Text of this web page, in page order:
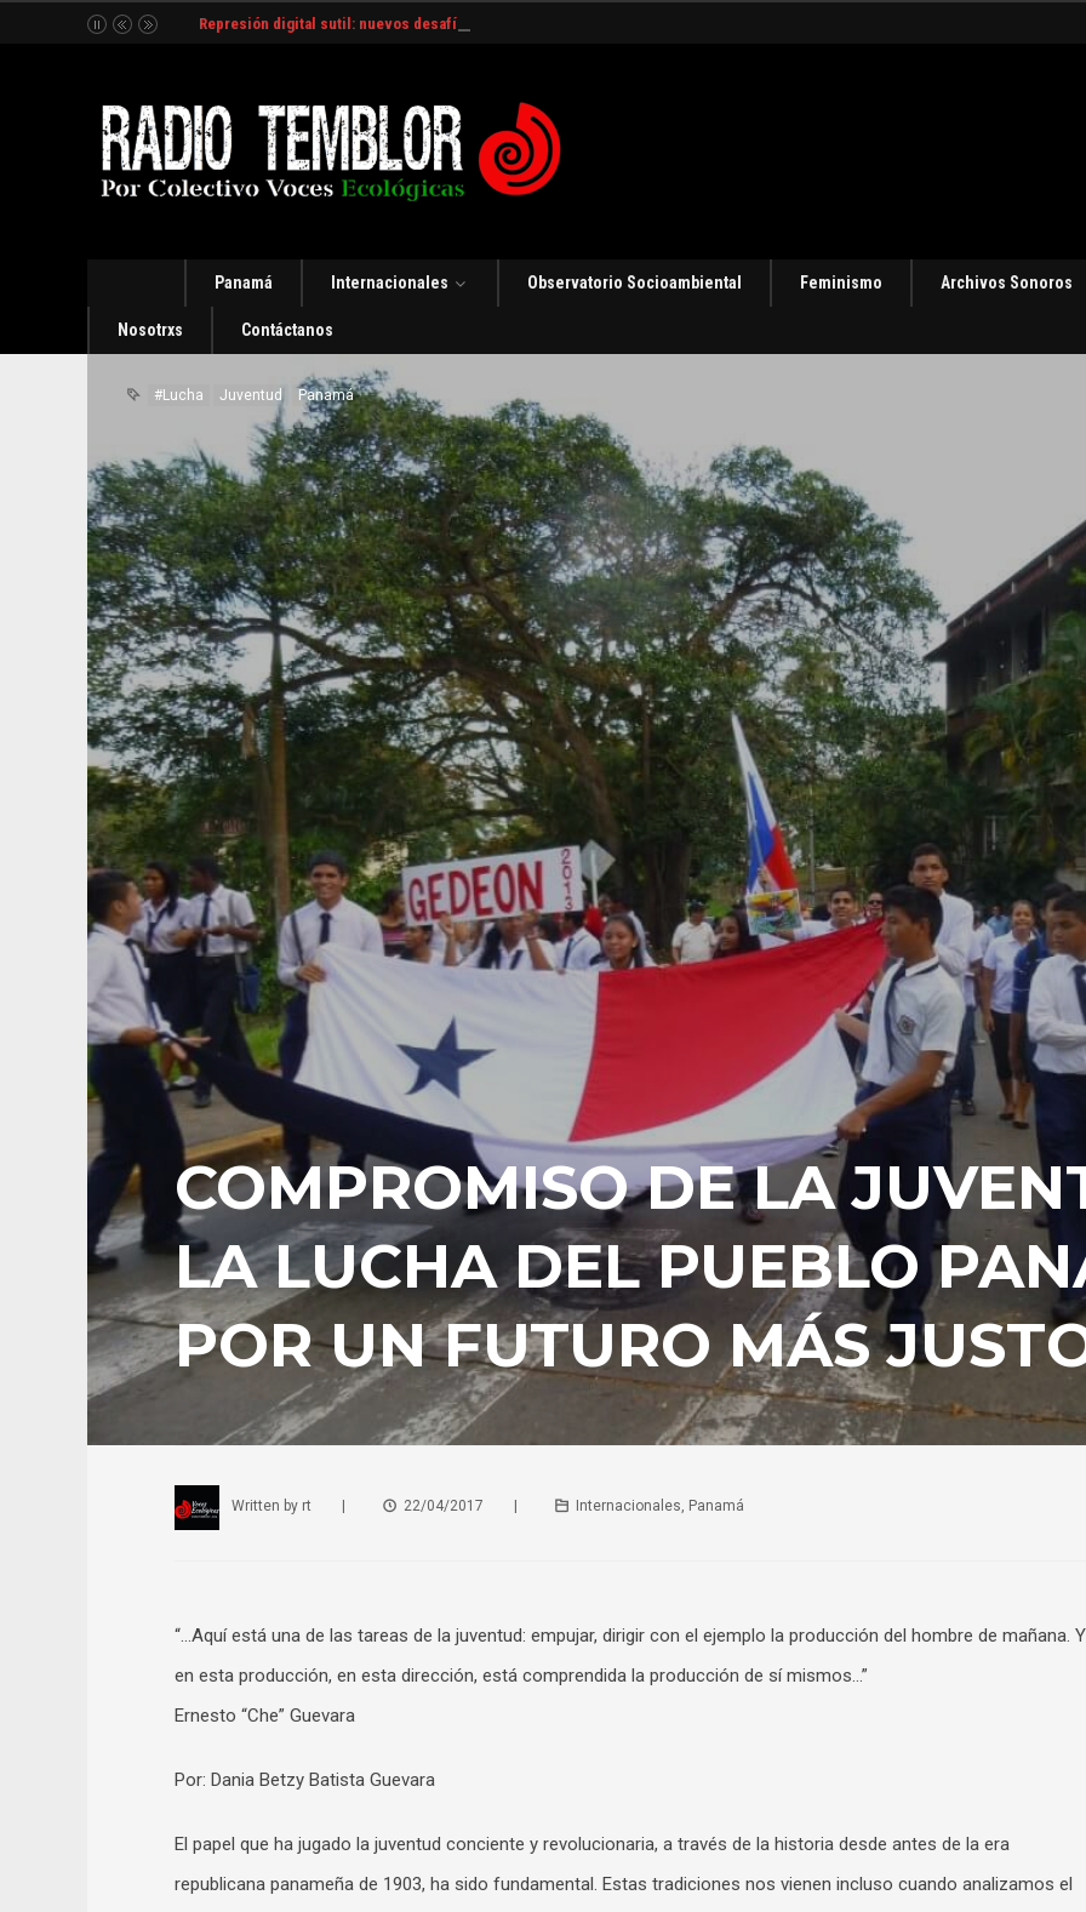
Represión digital sutil: nuevos desafíos y estrategias de resistencia
Panamá Internacionales Observatorio Socioambiental Feminismo Archivos Sonoros
Nosotrxs Contáctanos
#Lucha Juventud Panamá
COMPROMISO DE LA
LA LUCHA DEL PUEBLO
POR UN FUTURO MÁS
Written by rt 22/04/2017 Internacionales, Panamá
“…Aquí está una de las tareas de la juventud: empujar, dirigir con el ejemplo la producción del hombre de mañana. Y
en esta producción, en esta dirección, está comprendida la producción de sí mismos…”
Ernesto “Che” Guevara
Por: Dania Betzy Batista Guevara
El papel que ha jugado la juventud conciente y revolucionaria, a través de la historia desde antes de la era
republicana panameña de 1903, ha sido fundamental. Estas tradiciones nos vienen incluso cuando analizamos el